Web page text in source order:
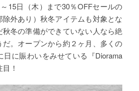
15日（木）まで30％OFFセールの
外あり）秋冬アイテムも対象とな
冬の準備ができていない人なら絶
。オープンから約２ヶ月、多くの
日に賑わいをみせている『Diorama
！